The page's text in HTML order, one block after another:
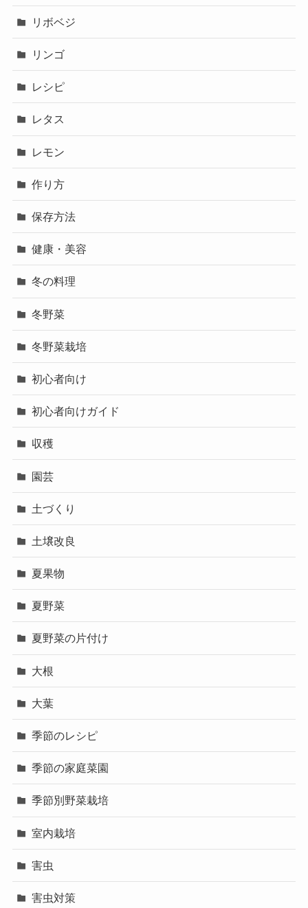
リボベジ
リンゴ
レシピ
レタス
レモン
作り方
保存方法
健康・美容
冬の料理
冬野菜
冬野菜栽培
初心者向け
初心者向けガイド
収穫
園芸
土づくり
土壌改良
夏果物
夏野菜
夏野菜の片付け
大根
大葉
季節のレシピ
季節の家庭菜園
季節別野菜栽培
室内栽培
害虫
害虫対策